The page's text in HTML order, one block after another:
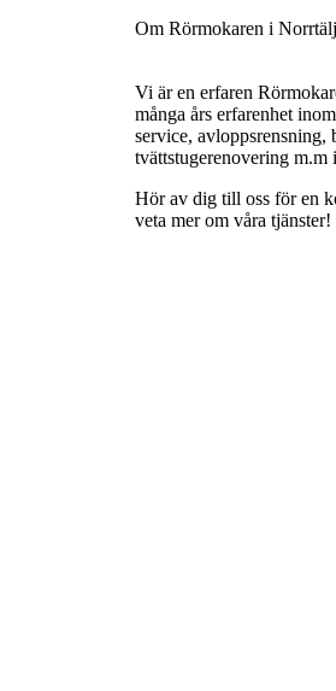
Om Rörmokaren i
Vi är en erfaren
många års erfarenhet
service, avloppsrensning,
tvättstugerenovering
Hör av dig till oss för en
veta mer om våra tjänster!